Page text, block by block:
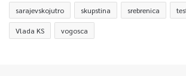
sarajevskojutro skupstina srebrenica
Vlada KS vogosca